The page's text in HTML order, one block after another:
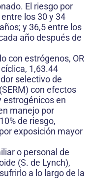
El riesgo por
los 30 y 34
y 36,5 entre los
año después de
con estrógenos, OR
1,63.44
selectivo de
con efectos
estrogénicos en
manejo por
de riesgo,
exposición mayor
o personal de
(S. de Lynch),
a lo largo de la